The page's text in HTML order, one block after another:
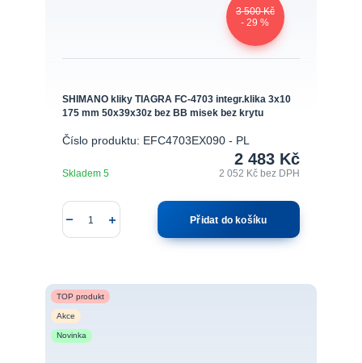
3 500 Kč
- 29 %
SHIMANO kliky TIAGRA FC-4703 integr.klika 3x10
175 mm 50x39x30z bez BB misek bez krytu
Číslo produktu: EFC4703EX090 - PL
2 483 Kč
2 052 Kčbez DPH
Skladem 5
Přidat do košíku
TOP produkt
Akce
Novinka